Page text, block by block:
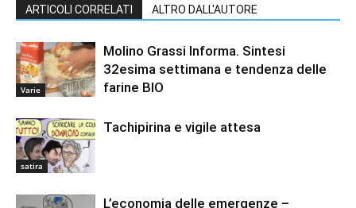
ARTICOLI CORRELATI ALTRO DALL'AUTORE
Varie
Molino Grassi Informa. Sintesi
32esima settimana e tendenza delle
farine BIO
satira
Tachipirina e vigile attesa
L’economia delle emergenze –